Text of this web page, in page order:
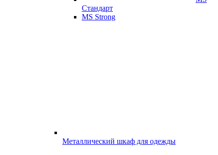
Стандарт
MS Strong
Металлический шкаф для одежды